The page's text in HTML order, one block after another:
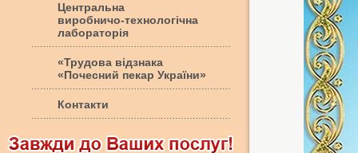
Центральна
виробничо-технологічна
лабораторія
«Трудова відзнака
«Почесний пекар України»
Контакти